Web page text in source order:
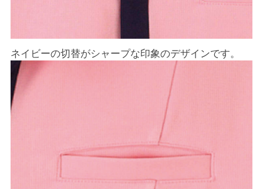
ネイビーの切替がシャープな印象のデザインです。